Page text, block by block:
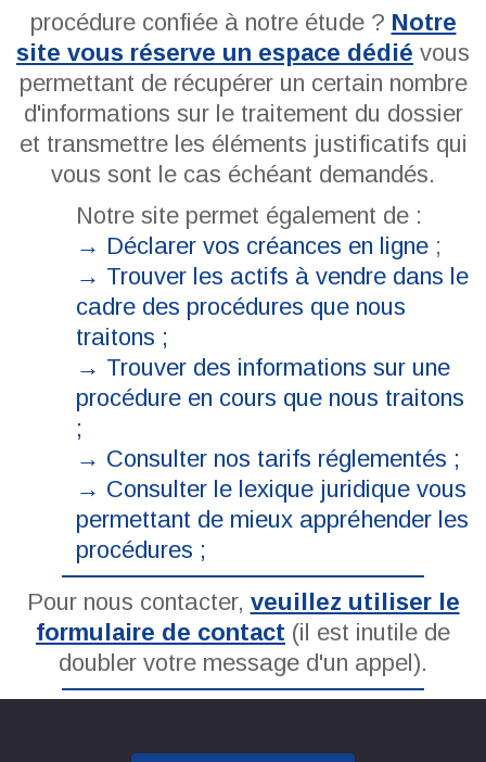
procédure confiée à notre étude ? Notre
site vous réserve un espace dédié vous
permettant de récupérer un certain nombre
d'informations sur le traitement du dossier
et transmettre les éléments justificatifs qui
vous sont le cas échéant demandés.
Notre site permet également de :
→ Déclarer vos créances en ligne ;
→ Trouver les actifs à vendre dans le
cadre des procédures que nous
traitons ;
→ Trouver des informations sur une
procédure en cours que nous traitons
;
→ Consulter nos tarifs réglementés ;
→ Consulter le lexique juridique vous
permettant de mieux appréhender les
procédures ;
Pour nous contacter, veuillez utiliser le
formulaire de contact (il est inutile de
doubler votre message d'un appel).